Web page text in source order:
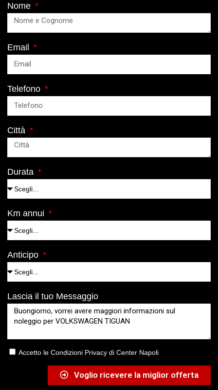
Nome
Email
Telefono
Città
Durata
Km annui
Anticipo
Lascia il tuo Messaggio
Accetto le Condizioni Privacy di Center Napoli
Voglio ricevere la miglior offerta